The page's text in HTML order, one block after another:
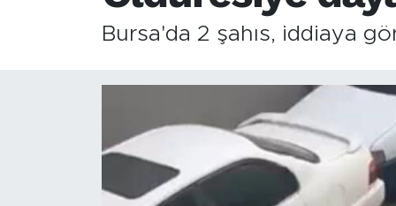
Bursa'da 2 şahıs, iddiaya